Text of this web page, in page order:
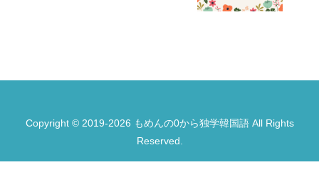
Copyright © 2019-2026 もめんの0から独学韓国語 All Rights
Reserved.